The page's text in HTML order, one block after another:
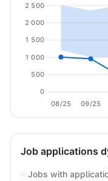
08/25 09/25
0
500
1 000
1 500
2 000
2 500
Job applications
Jobs with